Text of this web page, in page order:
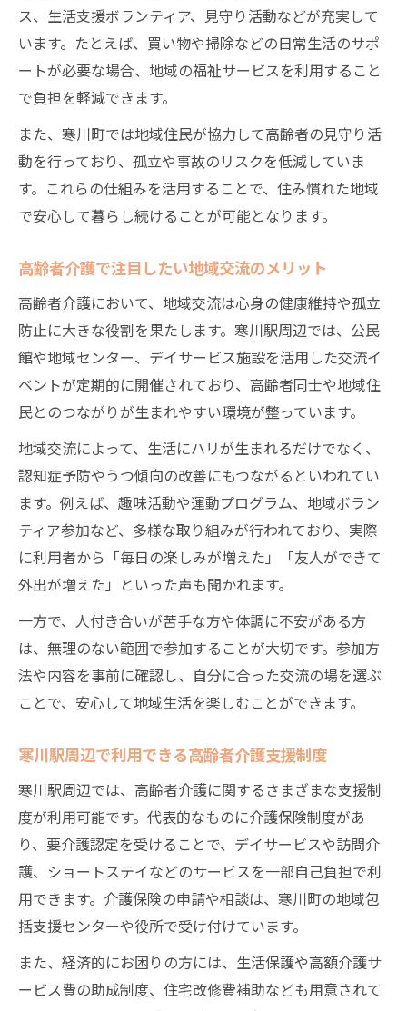
ス、生活支援ボランティア、見守り活動などが充実して
います。たとえば、買い物や掃除などの日常生活のサポ
ートが必要な場合、地域の福祉サービスを利用すること
で負担を軽減できます。
また、寒川町では地域住民が協力して高齢者の見守り活
動を行っており、孤立や事故のリスクを低減していま
す。これらの仕組みを活用することで、住み慣れた地域
で安心して暮らし続けることが可能となります。
高齢者介護で注目したい地域交流のメリット
高齢者介護において、地域交流は心身の健康維持や孤立
防止に大きな役割を果たします。寒川駅周辺では、公民
館や地域センター、デイサービス施設を活用した交流イ
ベントが定期的に開催されており、高齢者同士や地域住
民とのつながりが生まれやすい環境が整っています。
地域交流によって、生活にハリが生まれるだけでなく、
認知症予防やうつ傾向の改善にもつながるといわれてい
ます。例えば、趣味活動や運動プログラム、地域ボラン
ティア参加など、多様な取り組みが行われており、実際
に利用者から「毎日の楽しみが増えた」「友人ができて
外出が増えた」といった声も聞かれます。
一方で、人付き合いが苦手な方や体調に不安がある方
は、無理のない範囲で参加することが大切です。参加方
法や内容を事前に確認し、自分に合った交流の場を選ぶ
ことで、安心して地域生活を楽しむことができます。
寒川駅周辺で利用できる高齢者介護支援制度
寒川駅周辺では、高齢者介護に関するさまざまな支援制
度が利用可能です。代表的なものに介護保険制度があ
り、要介護認定を受けることで、デイサービスや訪問介
護、ショートステイなどのサービスを一部自己負担で利
用できます。介護保険の申請や相談は、寒川町の地域包
括支援センターや役所で受け付けています。
また、経済的にお困りの方には、生活保護や高額介護サ
ービス費の助成制度、住宅改修費補助なども用意されて